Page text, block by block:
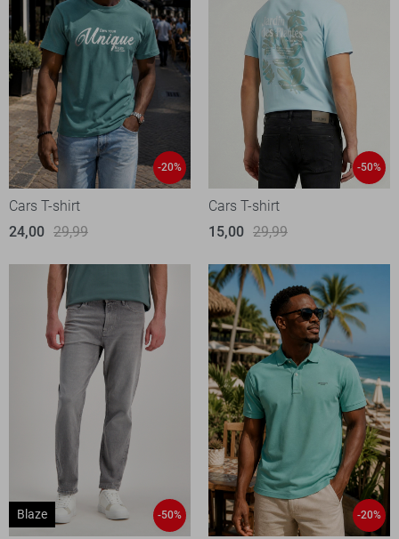
-20%
Cars T-shirt
24,00 29,99
-50%
Cars T-shirt
15,00 29,99
Blaze -50% -20%